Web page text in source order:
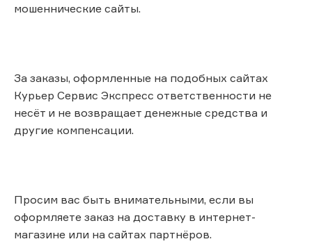
мошеннические сайты.
За заказы, оформленные на подобных сайтах
Курьер Сервис Экспресс ответственности не
несёт и не возвращает денежные средства и
другие компенсации.
Просим вас быть внимательными, если вы
оформляете заказ на доставку в интернет-
магазине или на сайтах партнёров.